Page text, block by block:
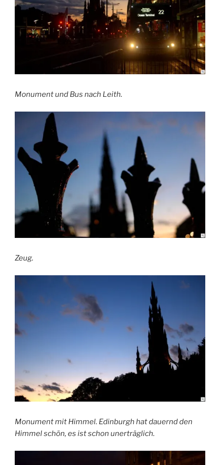
Monument und Bus nach Leith.
Zeug.
Monument mit Himmel. Edinburgh hat dauernd den
Himmel schön, es ist schon unerträglich.